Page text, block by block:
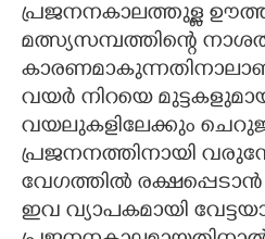
പ്രജനനകാലത്തുള്ള
മത്സ്യസമ്പത്തിന്റെ
വയർ നിറയെ
വയലുകളിലേക്കും
പ്രജനനത്തിനായി
വേഗത്തിൽ രക്ഷപ്പെടാൻ
ഇവ വ്യാപകമായി